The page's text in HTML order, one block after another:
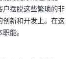
户摆脱这些繁琐的非
创新和开发上。在这
能。